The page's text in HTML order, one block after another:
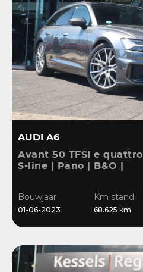
AUDI A6
Avant 50 TFSI e quattro
S-line | Pano | B&O |
Camera | CarPlay
Bouwjaar
01-06-2023
Km stand
68.625 km